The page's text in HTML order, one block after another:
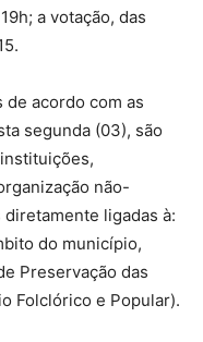
a votação, das
de acordo com as
segunda (03), são
não-
ligadas à:
do município,
Preservação das
Folclórico e Popular).